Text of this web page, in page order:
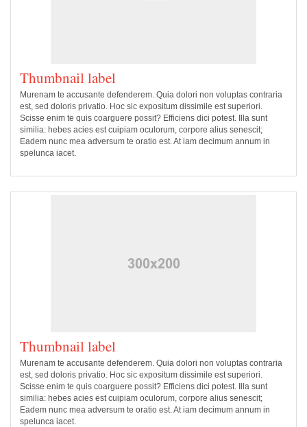
Thumbnail label
Murenam te accusante defenderem. Quia dolori non voluptas contraria
est, sed doloris privatio. Hoc sic expositum dissimile est superiori.
Scisse enim te quis coarguere possit? Efficiens dici potest. Illa sunt
similia: hebes acies est cuipiam oculorum, corpore alius senescit;
Eadem nunc mea adversum te oratio est. At iam decimum annum in
spelunca iacet.
Thumbnail label
Murenam te accusante defenderem. Quia dolori non voluptas contraria
est, sed doloris privatio. Hoc sic expositum dissimile est superiori.
Scisse enim te quis coarguere possit? Efficiens dici potest. Illa sunt
similia: hebes acies est cuipiam oculorum, corpore alius senescit;
Eadem nunc mea adversum te oratio est. At iam decimum annum in
spelunca iacet.